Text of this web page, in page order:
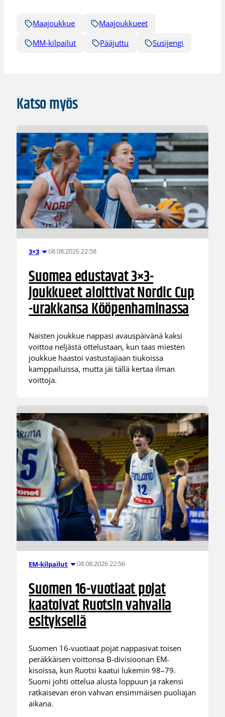
Maajoukkue
Maajoukkueet
MM-kilpailut
Pääjuttu Susijengi
Katso myös
3×3 08.08.2026 22:58
Suomea edustavat 3×3-
joukkueet aloittivat Nordic Cup
-urakkansa Kööpenhaminassa
Naisten joukkue nappasi avauspäivänä kaksi
voittoa neljästä ottelustaan, kun taas miesten
joukkue haastoi vastustajiaan tiukoissa
kamppailuissa, mutta jäi tällä kertaa ilman
voittoja.
EM-kilpailut 08.08.2026 22:56
Suomen 16-vuotiaat pojat
kaatoivat Ruotsin vahvalla
esityksellä
Suomen 16-vuotiaat pojat nappasivat toisen
peräkkäisen voittonsa B-divisioonan EM-
kisoissa, kun Ruotsi kaatui lukemin 98–79.
Suomi johti ottelua alusta loppuun ja rakensi
ratkaisevan eron vahvan ensimmäisen puoliajan
aikana.